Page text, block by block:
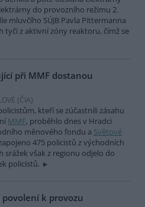
do provozního režimu 2.
mluvčího SÚJB Pavla Pittermanna
tyčí z aktivní zóny reaktoru, čímž se
při MMF dostanou
(ČIA)
kteří se zúčastnili zásahu
MMF, proběhlo dnes v Hradci
měnového fondu a Světové
475 policistů z východních
srážek však z regionu odjelo do
policistů.
k provozu